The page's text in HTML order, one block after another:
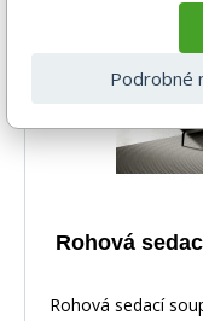
Rohová
Rohová sedací
Podrobné